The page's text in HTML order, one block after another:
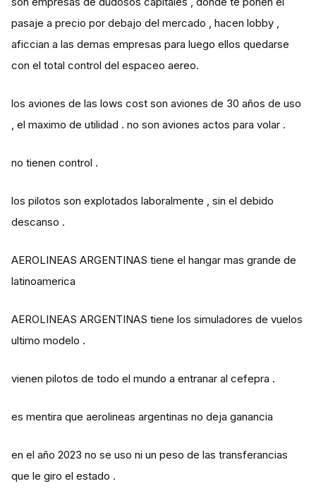
pasaje a precio por debajo del mercado , hacen lobby ,
aficcian a las demas empresas para luego ellos quedarse
con el total control del espaceo aereo.
los aviones de las lows cost son aviones de 30 años de uso
, el maximo de utilidad . no son aviones actos para volar .
no tienen control .
los pilotos son explotados laboralmente , sin el debido
descanso .
AEROLINEAS ARGENTINAS tiene el hangar mas grande de
latinoamerica
AEROLINEAS ARGENTINAS tiene los simuladores de vuelos
ultimo modelo .
vienen pilotos de todo el mundo a entranar al cefepra .
es mentira que aerolineas argentinas no deja ganancia
en el año 2023 no se uso ni un peso de las transferancias
que le giro el estado .